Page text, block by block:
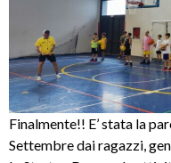
Finalmente!! E’ stata la
Settembre dai ragazzi,